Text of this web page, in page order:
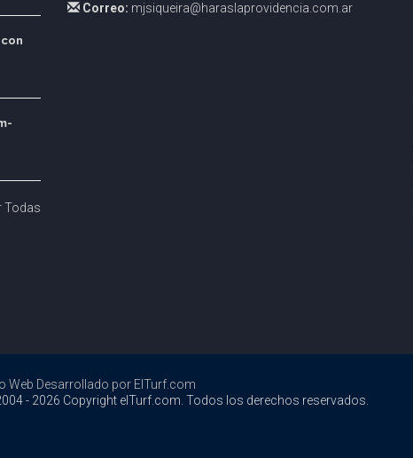
Todas
Correo: mjsiqueira@haraslaprovidencia.com.ar
Web Desarrollado por ElTurf.com
- 2026 Copyright elTurf.com. Todos los derechos reservados.